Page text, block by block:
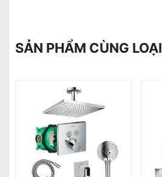
SẢN PHẨM CÙNG LOẠI